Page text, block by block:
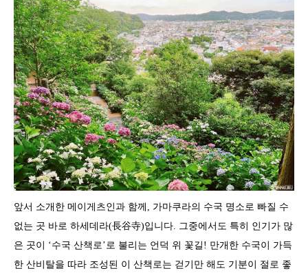
앞서 소개한 메이게츠인과 함께, 가마쿠라의 수국 명소로 빠질 수
없는 곳 바로 하세데라(長谷寺)입니다. 그중에서도 특히 인기가 많
은 곳이 ‘수국 산책로’로 불리는 언덕 위 꽃길! 만개한 수국이 가득
한 산비탈을 따라 조성된 이 산책로는 걷기만 해도 기분이 절로 좋